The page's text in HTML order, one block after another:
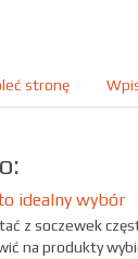
stronę
idealny wybór
z soczewek
na produkty